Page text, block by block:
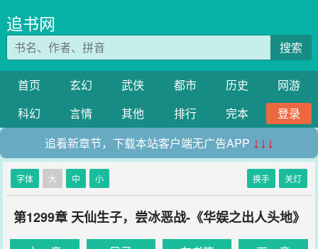
追书网
搜索
首页 玄幻 武侠 都市 历史
网游
科幻
言情 其他 排行 完本
登录
追看新章节，下载本站客户端无广告APP ↓↓↓
字体 大 中 小 换手 关灯
第1299章 天仙生子，尝冰恶战-《华娱之出人头地》